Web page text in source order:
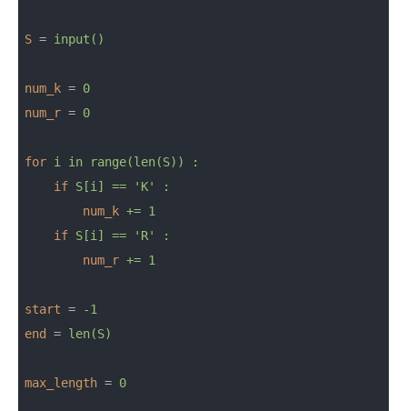
S = input()
num_k = 0
num_r = 0
for i in range(len(S)) :
if S[i] == 'K' :
num_k += 1
if S[i] == 'R' :
num_r += 1
start =
-1
end
= len(S)
max_length = 0